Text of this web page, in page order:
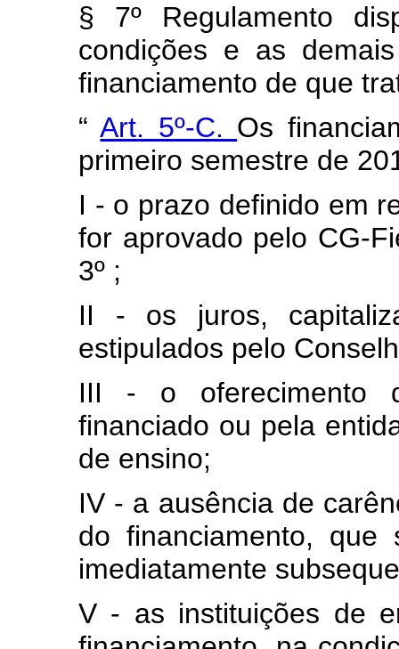
§ 7º Regulamento
condições e as
financiamento de que
“Art. 5º-C. Os
primeiro semestre de
I - o prazo definido em
for aprovado pelo CG-
3º ;
II - os juros,
estipulados pelo
III - o oferecimento
financiado ou pela
de ensino;
IV - a ausência de
do financiamento,
imediatamente
V - as instituições de